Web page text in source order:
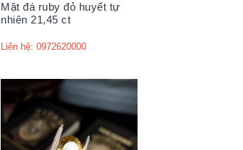
Mặt đá ruby đỏ huyết tự
nhiên 21,45 ct
Liên hệ: 0972620000